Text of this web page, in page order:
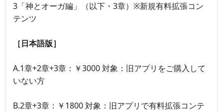
3「神とオーガ編」（以下・3章）※新規有料拡張コン
テンツ
［日本語版］
A.1章+2章+3章：￥3000 対象：旧アプリをご購入して
いない方
B.2章+3章：￥1800 対象：旧アプリで有料拡張コンテ